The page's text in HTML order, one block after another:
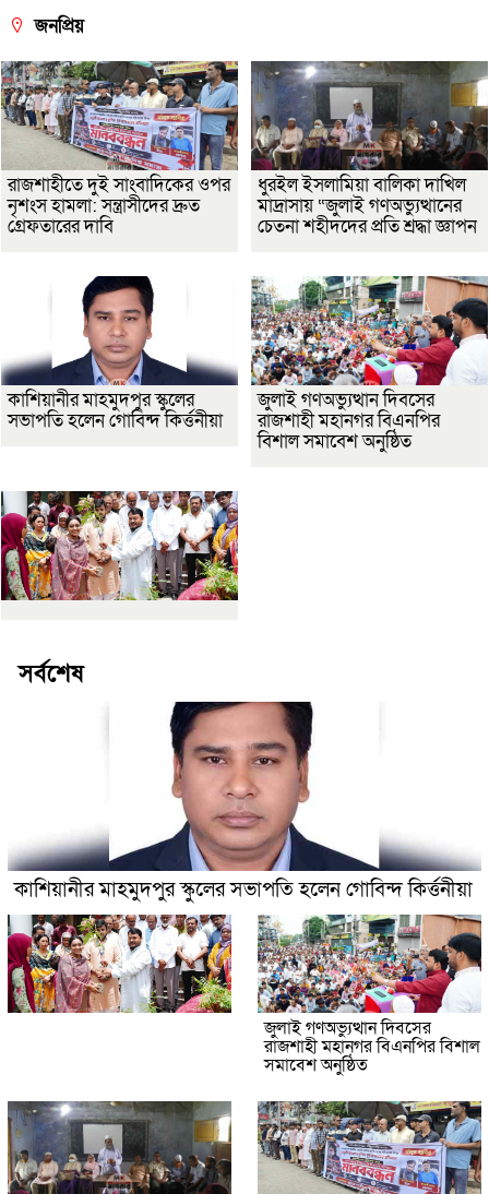
জনপ্রিয়
রাজশাহীতে দুই সাংবাদিকের ওপর
নৃশংস হামলা: সন্ত্রাসীদের দ্রুত
গ্রেফতারের দাবি
ধুরইল ইসলামিয়া বালিকা দাখিল
মাদ্রাসায় “জুলাই গণঅভ্যুত্থানের
চেতনা শহীদদের প্রতি শ্রদ্ধা জ্ঞাপন
কাশিয়ানীর মাহমুদপুর স্কুলের
সভাপতি হলেন গোবিন্দ কির্ত্তনীয়া
জুলাই গণঅভ্যুত্থান দিবসের
রাজশাহী মহানগর বিএনপির
বিশাল সমাবেশ অনুষ্ঠিত
সর্বশেষ
কাশিয়ানীর মাহমুদপুর স্কুলের সভাপতি হলেন গোবিন্দ কির্ত্তনীয়া
জুলাই গণঅভ্যুত্থান দিবসের
রাজশাহী মহানগর বিএনপির বিশাল
সমাবেশ অনুষ্ঠিত